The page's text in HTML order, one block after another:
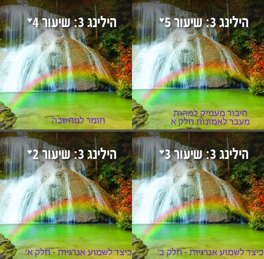
הילינג 3: שיעור 5 ♥ הילינג 3: שיעור 4 ♥
הילינג 3: שיעור 3 ♥ הילינג 3: שיעור 2 ♥